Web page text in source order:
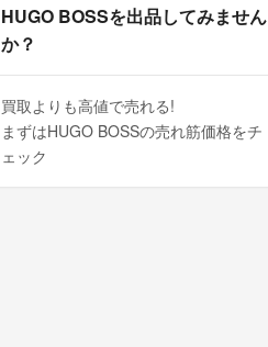
HUGO BOSSを出品してみません
か？
買取よりも高値で売れる!
まずはHUGO BOSSの売れ筋価格をチ
ェック